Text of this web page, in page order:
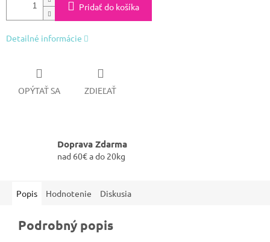
Pridať do košíka
Detailné informácie
OPÝTAŤ SA ZDIEĽAŤ
Doprava Zdarma
nad 60€ a do 20kg
Popis Hodnotenie Diskusia
Podrobný popis